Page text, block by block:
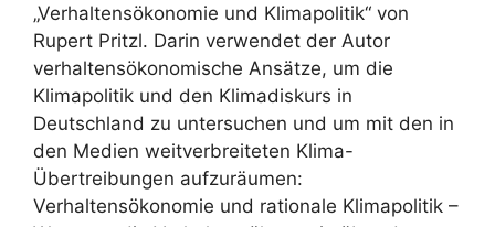
„Verhaltensökonomie und Klimapolitik“ von
Rupert Pritzl. Darin verwendet der Autor
verhaltensökonomische Ansätze, um die
Klimapolitik und den Klimadiskurs in
Deutschland zu untersuchen und um mit den in
den Medien weitverbreiteten Klima-
Übertreibungen aufzuräumen:
Verhaltensökonomie und rationale Klimapolitik –